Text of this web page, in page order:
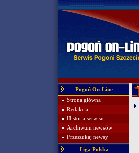
Pogoń On-Line
Strona główna
Redakcja
Historia serwisu
Archiwum newsów
Przeszukaj newsy
Liga Polska